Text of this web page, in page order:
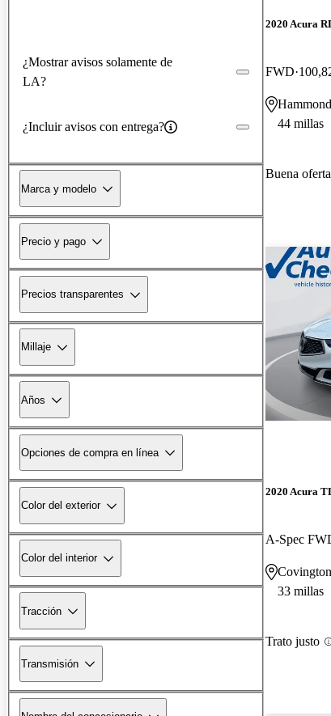
¿Mostrar avisos solamente de
LA?
¿Incluir avisos con entrega?
Marca y modelo
Precio y pago
Precios transparentes
Millaje
Años
Opciones de compra en línea
Color del exterior
Color del interior
Tracción
Transmisión
2020 Acura
FWD
44 millas
Buena oferta
2020 Acura
33 millas
Trato justo